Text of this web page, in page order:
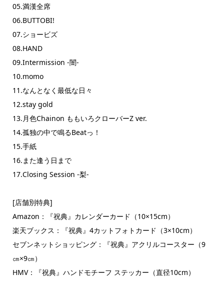
05.満漢全席
06.BUTTOBI!
07.ショービズ
08.HAND
09.Intermission -闇-
10.momo
11.なんとなく最低な日々
12.stay gold
13.月色Chainon ももいろクローバーZ ver.
14.孤独の中で鳴るBeatっ！
15.手紙
16.また逢う日まで
17.Closing Session -梨-
[店舗別特典]
Amazon：『祝典』カレンダーカード（10×15cm）
楽天ブックス：『祝典』4カットフォトカード（3×10cm）
セブンネットショッピング：『祝典』アクリルコースター（9
㎝×9㎝）
HMV：『祝典』ハンドモチーフ ステッカー（直径10cm）